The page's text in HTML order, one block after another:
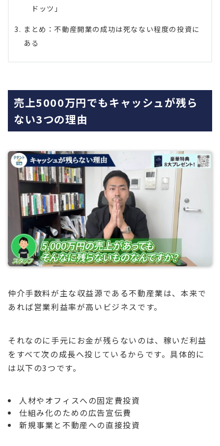
ドッツ」
まとめ：不動産開業の成功は死なない程度の投資に
ある
売上5000万円でもキャッシュが残ら
ない3つの理由
仲介手数料が主な収益源である不動産業は、本来で
あれば営業利益率が高いビジネスです。
それなのに手元にお金が残らないのは、稼いだ利益
をすべて次の成長へ投じているからです。具体的に
は以下の3つです。
人材やオフィスへの固定費投資
仕組み化のための広告宣伝費
新規事業と不動産への直接投資